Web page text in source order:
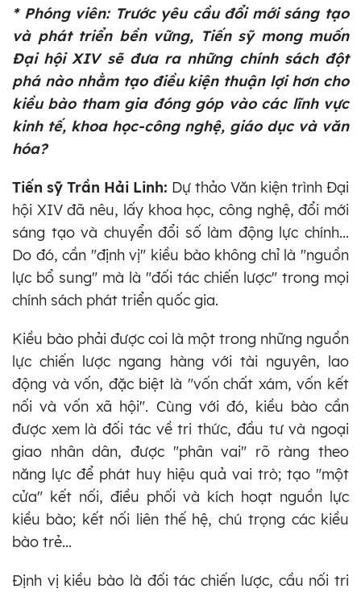
* Phóng viên: Trước yêu cầu đổi mới sáng tạo
và phát triển bền vững, Tiến sỹ mong muốn
Đại hội XIV sẽ đưa ra những chính sách đột
phá nào nhằm tạo điều kiện thuận lợi hơn cho
kiều bào tham gia đóng góp vào các lĩnh vực
kinh tế, khoa học-công nghệ, giáo dục và văn
hóa?
Tiến sỹ Trần Hải Linh: Dự thảo Văn kiện trình Đại
hội XIV đã nêu, lấy khoa học, công nghệ, đổi mới
sáng tạo và chuyển đổi số làm động lực chính...
Do đó, cần "định vị" kiều bào không chỉ là "nguồn
lực bổ sung" mà là "đối tác chiến lược" trong mọi
chính sách phát triển quốc gia.
Kiều bào phải được coi là một trong những nguồn
lực chiến lược ngang hàng với tài nguyên, lao
động và vốn, đặc biệt là "vốn chất xám, vốn kết
nối và vốn xã hội". Cùng với đó, kiều bào cần
được xem là đối tác về tri thức, đầu tư và ngoại
giao nhân dân, được "phân vai" rõ ràng theo
năng lực để phát huy hiệu quả vai trò; tạo "một
cửa" kết nối, điều phối và kích hoạt nguồn lực
kiều bào; kết nối liên thế hệ, chú trọng các kiều
bào trẻ...
Định vị kiều bào là đối tác chiến lược, cầu nối tri